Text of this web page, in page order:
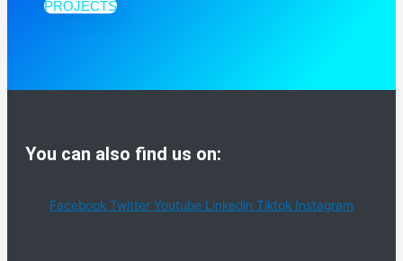
PROJECTS
You can also find us on:
Facebook Twitter Youtube Linkedin Tiktok Instagram